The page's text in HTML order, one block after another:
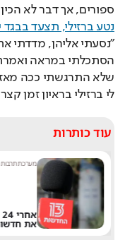
ספורים, אך דבר לא הכין
נטע ברזילי, תצעד בבגד
לי ברזילי בראיון זמן
עוד כותרות
מערכת תרבות היום
את חדשות 13